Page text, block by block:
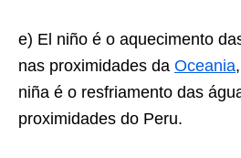
e) El niño é o aquecimento
nas proximidades da Oceania
niña é o resfriamento das
proximidades do Peru.